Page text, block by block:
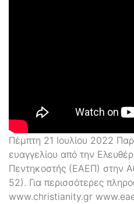
Πέμπτη 21 Ιουλίου 2022
ευαγγελίου από την
Πεντηκοστής (ΕΑΕΠ) στην
52). Για περισσότερες
www.christianity.gr